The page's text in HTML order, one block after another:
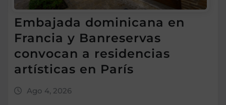
Embajada dominicana en
Francia y Banreservas
convocan a residencias
artísticas en París
Ago 4, 2026